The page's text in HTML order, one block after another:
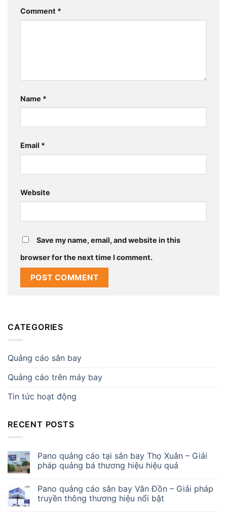
Comment *
Name *
Email *
Website
Save my name, email, and website in this
browser for the next time I comment.
CATEGORIES
Quảng cáo sân bay
Quảng cáo trên máy bay
Tin tức hoạt động
RECENT POSTS
Pano quảng cáo tại sân bay Thọ Xuân – Giải
pháp quảng bá thương hiệu hiệu quả
Pano quảng cáo sân bay Vân Đồn – Giải pháp
truyền thông thương hiệu nổi bật